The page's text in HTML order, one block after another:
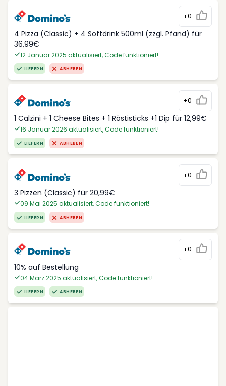
+0
4 Pizza (Classic) + 4 Softdrink 500ml (zzgl. Pfand) für
36,99€
12 Januar 2025 aktualisiert, Code funktioniert!
LIEFERN ABHEBEN
+0
1 Calzini + 1 Cheese Bites + 1 Röstisticks +1 Dip für 12,99€
16 Januar 2026 aktualisiert, Code funktioniert!
LIEFERN ABHEBEN
+0
3 Pizzen (Classic) für 20,99€
09 Mai 2025 aktualisiert, Code funktioniert!
LIEFERN ABHEBEN
+0
10% auf Bestellung
04 März 2025 aktualisiert, Code funktioniert!
LIEFERN ABHEBEN